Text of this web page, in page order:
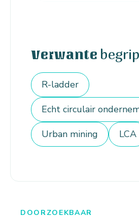
Verwante
R-ladder
Echt circulair
Urban mining LCA
DOORZOEKBAAR